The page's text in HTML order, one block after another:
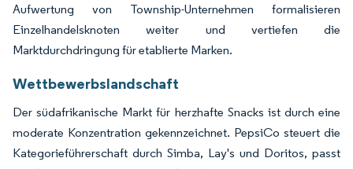
Aufwertung von Township-Unternehmen formalisieren
Einzelhandelsknoten weiter und vertiefen die
Marktdurchdringung für etablierte Marken.
Wettbewerbslandschaft
Der südafrikanische Markt für herzhafte Snacks ist durch eine
moderate Konzentration gekennzeichnet. PepsiCo steuert die
Kategorieführerschaft durch Simba, Lay's und Doritos, passt